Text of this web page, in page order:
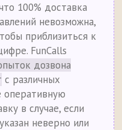
100% доставка
невозможна,
приблизиться к
FunCalls
дозвона
с различных
оперативную
в случае, если
неверно или